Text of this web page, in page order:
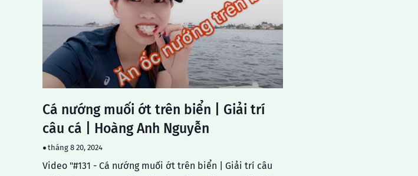
Cá nướng muối ớt trên biển | Giải trí
câu cá | Hoàng Anh Nguyễn
tháng 8 20, 2024
Video "#131 - Cá nướng muối ớt trên biển | Giải trí câu